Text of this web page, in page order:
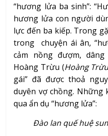
“hương lửa ba sinh”:
hương lửa con người
lực đến ba kiếp. Trong
trong chuyện ái ân,
cảm nồng đượm,
Hoàng Trừu (Hoàng
gái” đã được thoả
duyên vợ chồng. Những
qua ẩn dụ “hương lửa”:
Đào lan quế huệ